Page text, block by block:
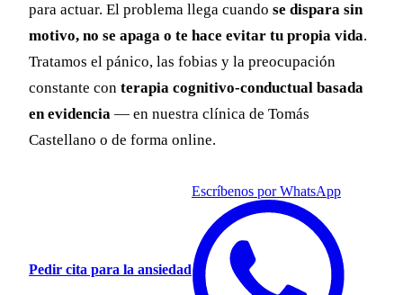
para actuar. El problema llega cuando se dispara sin
motivo, no se apaga o te hace evitar tu propia vida.
Tratamos el pánico, las fobias y la preocupación
constante con terapia cognitivo-conductual basada
en evidencia — en nuestra clínica de Tomás
Castellano o de forma online.
Pedir cita para la ansiedad
Escríbenos por WhatsApp